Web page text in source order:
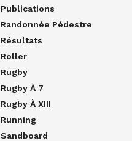
Publications
Randonnée Pédestre
Résultats
Roller
Rugby
Rugby À 7
Rugby À XIII
Running
Sandboard